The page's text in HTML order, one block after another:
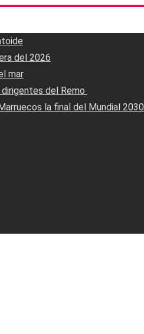
del 2026
mar
del Remo
la final del Mundial 2030